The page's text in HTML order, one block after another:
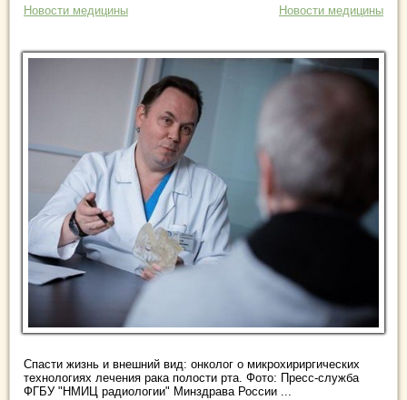
Новости медицины Новости медицины
Спасти жизнь и внешний вид: онколог о микрохириргических
технологиях лечения рака полости рта. Фото: Пресс-служба
ФГБУ "НМИЦ радиологии" Минздрава России ...